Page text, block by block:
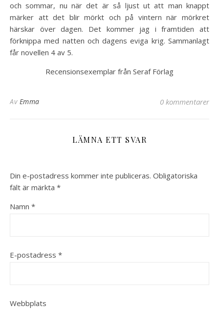
och sommar, nu när det är så ljust ut att man knappt
märker att det blir mörkt och på vintern när mörkret
härskar över dagen. Det kommer jag i framtiden att
förknippa med natten och dagens eviga krig. Sammanlagt
får novellen 4 av 5.
Recensionsexemplar från Seraf Förlag
Av Emma 0 kommentarer
LÄMNA ETT SVAR
Din e-postadress kommer inte publiceras. Obligatoriska
fält är märkta *
Namn *
E-postadress *
Webbplats